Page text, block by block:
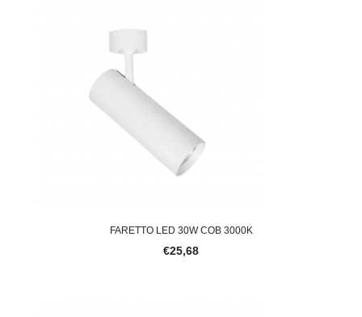
FARETTO LED 30W COB 3000K
€25,68